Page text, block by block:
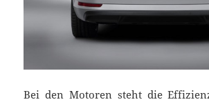
Bei den Motoren steht die